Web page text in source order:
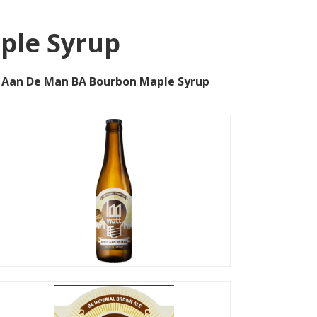
Syrup
De Man BA Bourbon Maple Syrup